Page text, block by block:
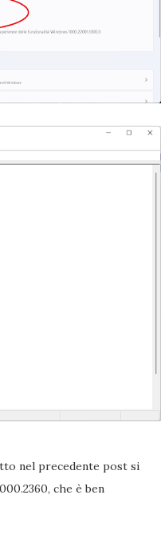
nel precedente post si
che è ben